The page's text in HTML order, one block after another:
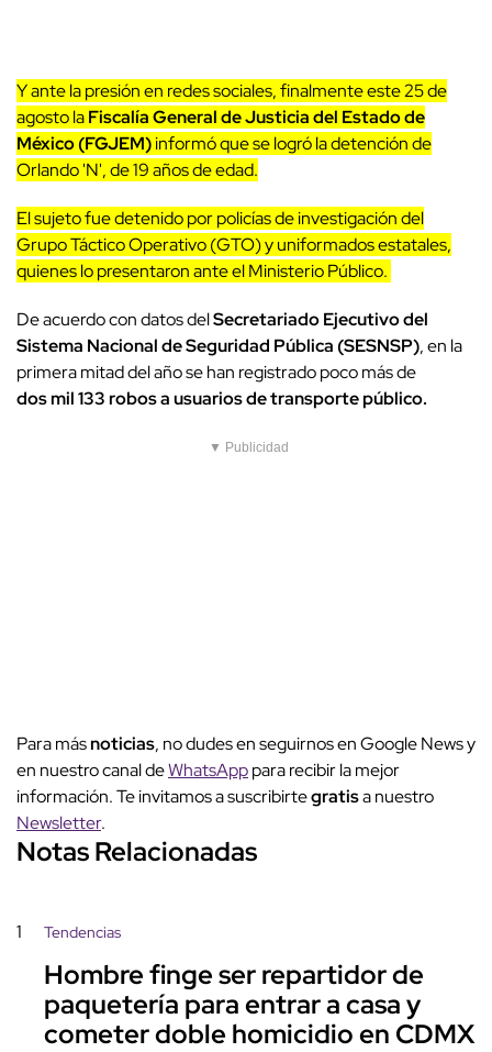
Y ante la presión en redes sociales, finalmente este 25 de
agosto laFiscalía General de Justicia del Estado de
México (FGJEM)informó que se logró la detención de
Orlando 'N', de 19 años de edad.
El sujeto fue detenido por policías de investigación del
Grupo Táctico Operativo (GTO) y uniformados estatales,
quienes lo presentaron ante el Ministerio Público.
De acuerdo con datos delSecretariado Ejecutivo del
Sistema Nacional de Seguridad Pública (SESNSP), en la
primera mitad del año se han registrado poco más de
dos mil 133 robos a usuarios de transporte público.
▼ Publicidad
Para másnoticias, no dudes en seguirnos en Google News y
en nuestro canal deWhatsApppara recibir la mejor
información. Te invitamos a suscribirtegratisa nuestro
Newsletter.
Notas Relacionadas
1 Tendencias
Hombre finge ser repartidor de
paquetería para entrar a casa y
cometer doble homicidio en CDMX